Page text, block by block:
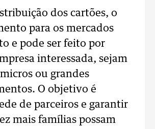
dos cartões, o
para os mercados
e pode ser feito por
interessada, sejam
ou grandes
O objetivo é
de parceiros e garantir
mais famílias possam